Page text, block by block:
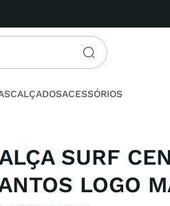
CALÇADOSACESSÓRIOS
SURF
LOGO